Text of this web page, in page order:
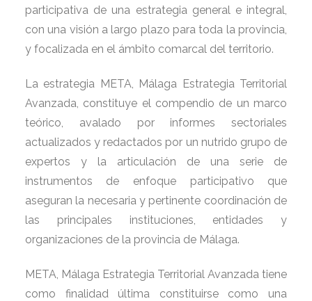
participativa de una estrategia general e integral,
con una visión a largo plazo para toda la provincia,
y focalizada en el ámbito comarcal del territorio.
La estrategia META, Málaga Estrategia Territorial
Avanzada, constituye el compendio de un marco
teórico, avalado por informes sectoriales
actualizados y redactados por un nutrido grupo de
expertos y la articulación de una serie de
instrumentos de enfoque participativo que
aseguran la necesaria y pertinente coordinación de
las principales instituciones, entidades y
organizaciones de la provincia de Málaga.
META, Málaga Estrategia Territorial Avanzada tiene
como finalidad última constituirse como una